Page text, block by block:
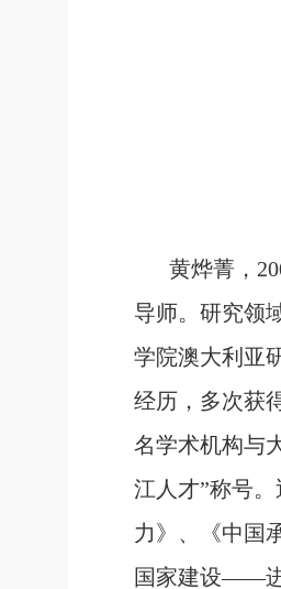
黄烨菁，
导师。研究领
学院澳大利亚
经历，多次获
名学术机构与
江人才”称号
力》、《中国
国家建设——